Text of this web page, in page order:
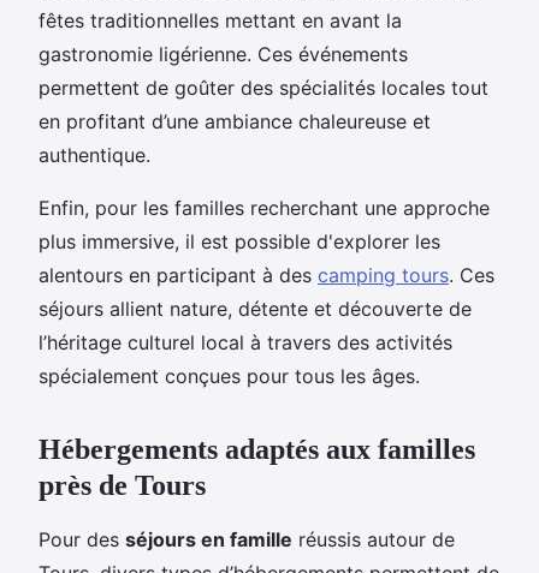
fêtes traditionnelles mettant en avant la
gastronomie ligérienne. Ces événements
permettent de goûter des spécialités locales tout
en profitant d’une ambiance chaleureuse et
authentique.
Enfin, pour les familles recherchant une approche
plus immersive, il est possible d'explorer les
alentours en participant à des camping tours. Ces
séjours allient nature, détente et découverte de
l’héritage culturel local à travers des activités
spécialement conçues pour tous les âges.
Hébergements adaptés aux familles
près de Tours
Pour des séjours en famille réussis autour de